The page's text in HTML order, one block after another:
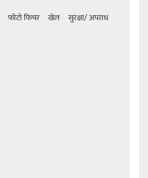
फोटो फिचर खेल
सुरक्षा/ अपराध